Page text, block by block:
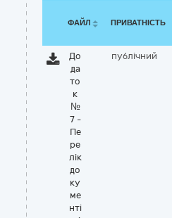
ФАЙЛ ПРИВАТНІСТЬ
До
да
то
к
№
7 -
Пе
ре
лік
до
ку
ме
нті
публічний